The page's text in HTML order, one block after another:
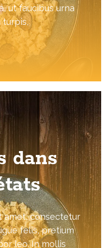
ut faucibus urna
turpis,
dans
amet, consectetur
felis, pretium
leo. In mollis